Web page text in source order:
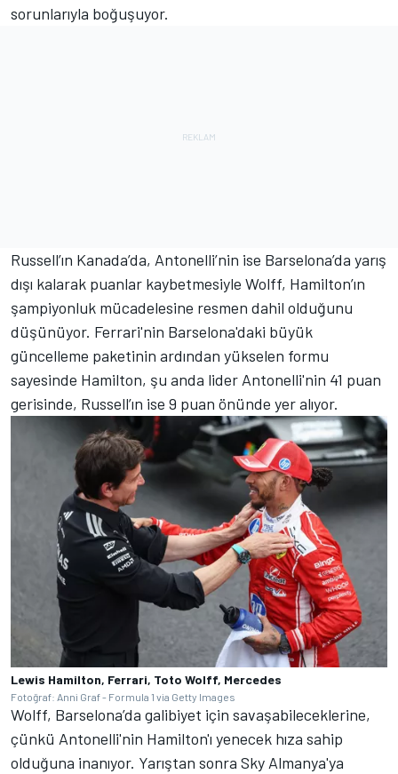
sorunlarıyla boğuşuyor.
Russell’ın Kanada’da, Antonelli’nin ise Barselona’da yarış
dışı kalarak puanlar kaybetmesiyle Wolff, Hamilton’ın
şampiyonluk mücadelesine resmen dahil olduğunu
düşünüyor. Ferrari'nin Barselona'daki büyük
güncelleme paketinin ardından yükselen formu
sayesinde Hamilton, şu anda lider Antonelli'nin 41 puan
gerisinde, Russell’ın ise 9 puan önünde yer alıyor.
Lewis Hamilton, Ferrari, Toto Wolff, Mercedes
Fotoğraf: Anni Graf - Formula 1 via Getty Images
Wolff, Barselona’da galibiyet için savaşabileceklerine,
çünkü Antonelli'nin Hamilton'ı yenecek hıza sahip
olduğuna inanıyor. Yarıştan sonra Sky Almanya'ya